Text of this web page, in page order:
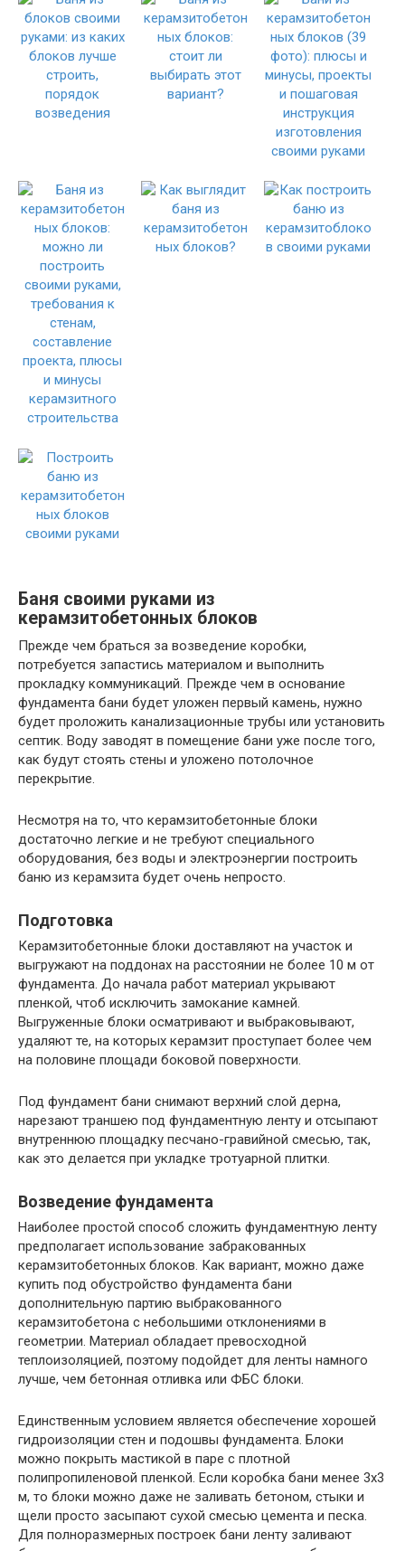
Баня своими руками из
керамзитобетонных блоков
Прежде чем браться за возведение коробки,
потребуется запастись материалом и выполнить
прокладку коммуникаций. Прежде чем в основание
фундамента бани будет уложен первый камень, нужно
будет проложить канализационные трубы или установить
септик. Воду заводят в помещение бани уже после того,
как будут стоять стены и уложено потолочное
перекрытие.
Несмотря на то, что керамзитобетонные блоки
достаточно легкие и не требуют специального
оборудования, без воды и электроэнергии построить
баню из керамзита будет очень непросто.
Подготовка
Керамзитобетонные блоки доставляют на участок и
выгружают на поддонах на расстоянии не более 10 м от
фундамента. До начала работ материал укрывают
пленкой, чтоб исключить замокание камней.
Выгруженные блоки осматривают и выбраковывают,
удаляют те, на которых керамзит проступает более чем
на половине площади боковой поверхности.
Под фундамент бани снимают верхний слой дерна,
нарезают траншею под фундаментную ленту и отсыпают
внутреннюю площадку песчано-гравийной смесью, так,
как это делается при укладке тротуарной плитки.
Возведение фундамента
Наиболее простой способ сложить фундаментную ленту
предполагает использование забракованных
керамзитобетонных блоков. Как вариант, можно даже
купить под обустройство фундамента бани
дополнительную партию выбракованного
керамзитобетона с небольшими отклонениями в
геометрии. Материал обладает превосходной
теплоизоляцией, поэтому подойдет для ленты намного
лучше, чем бетонная отливка или ФБС блоки.
Единственным условием является обеспечение хорошей
гидроизоляции стен и подошвы фундамента. Блоки
можно покрыть мастикой в паре с плотной
полипропиленовой пленкой. Если коробка бани менее 3х3
м, то блоки можно даже не заливать бетоном, стыки и
щели просто засыпают сухой смесью цемента и песка.
Для полноразмерных построек бани ленту заливают